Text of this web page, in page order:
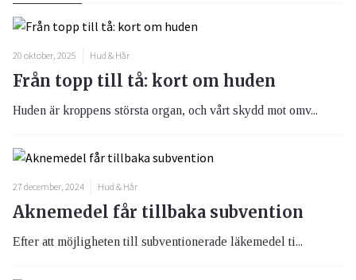
20 oktober, 2025 Hud & Hår
Från topp till tå: kort om huden
Huden är kroppens största organ, och vårt skydd mot omv...
27 december, 2024 Hud & Hår
Aknemedel får tillbaka subvention
Efter att möjligheten till subventionerade läkemedel ti...